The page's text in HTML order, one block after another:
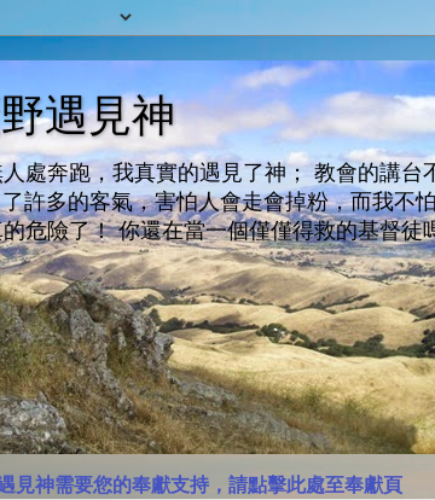
遇見神
處奔跑，我真實的遇見了神； 教會的講
許多的客氣，害怕人會走會掉粉，而我不
危險了！ 你還在當一個僅僅得救的基督徒
見神需要您的奉獻支持，請點擊此處至奉獻頁